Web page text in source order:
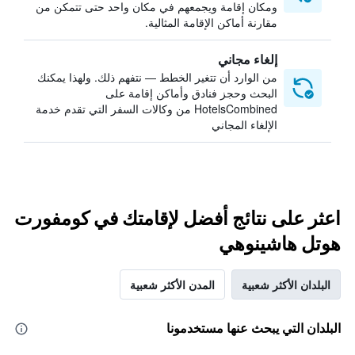
ومكان إقامة ويجمعهم في مكان واحد حتى تتمكن من
مقارنة أماكن الإقامة المثالية.
إلغاء مجاني
من الوارد أن تتغير الخطط — نتفهم ذلك. ولهذا يمكنك
البحث وحجز فنادق وأماكن إقامة على
HotelsCombined من وكالات السفر التي تقدم خدمة
الإلغاء المجاني
اعثر على نتائج أفضل لإقامتك في كومفورت
هوتل هاشينوهي
البلدان الأكثر شعبية المدن الأكثر شعبية
البلدان التي يبحث عنها مستخدمونا